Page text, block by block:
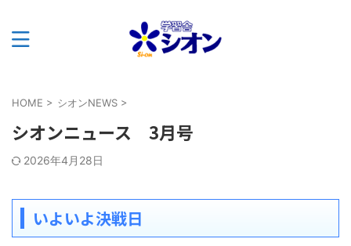
HOME > シオンNEWS >
シオンニュース 3月号
2026年4月28日
いよいよ決戦日